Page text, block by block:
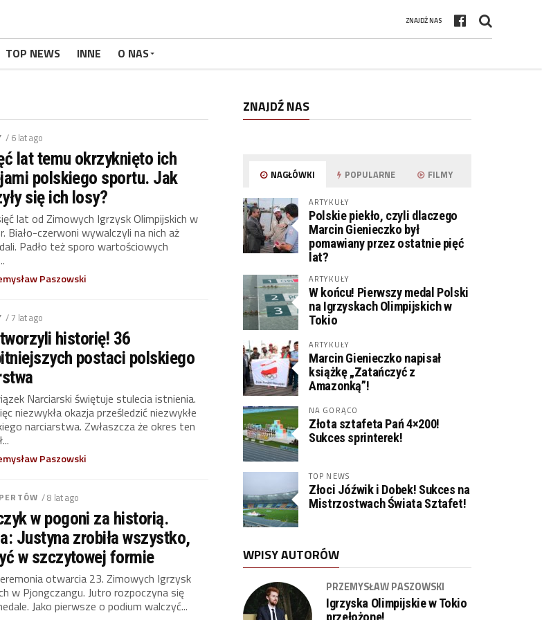
ZNAJDŹ NAS
TOP NEWS INNE O NAS
/ 6 lat ago
lat temu okrzyknięto ich
polskiego sportu. Jak
się ich losy?
lat od Zimowych Igrzysk Olimpijskich w
Biało-czerwoni wywalczyli na nich aż
Padło też sporo wartościowych
Paszowski
/ 7 lat ago
historię! 36
postaci polskiego
Narciarski świętuje stulecia istnienia.
niezwykła okazja prześledzić niezwykłe
narciarstwa. Zwłaszcza że okres ten
Paszowski
/ 8 lat ago
w pogoni za historią.
Justyna zrobiła wszystko,
w szczytowej formie
otwarcia 23. Zimowych Igrzysk
w Pjongczangu. Jutro rozpoczyna się
Jako pierwsze o podium walczyć...
ZNAJDŹ NAS
NAGŁÓWKI POPULARNE FILMY
ARTYKUŁY
Polskie piekło, czyli dlaczego
Marcin Gienieczko był
pomawiany przez ostatnie pięć
lat?
ARTYKUŁY
W końcu! Pierwszy medal Polski
na Igrzyskach Olimpijskich w
Tokio
ARTYKUŁY
Marcin Gienieczko napisał
książkę „Zatańczyć z
Amazonką”!
NA GORĄCO
Złota sztafeta Pań 4×200!
Sukces sprinterek!
TOP NEWS
Złoci Jóźwik i Dobek! Sukces na
Mistrzostwach Świata Sztafet!
WPISY AUTORÓW
PRZEMYSŁAW PASZOWSKI
Igrzyska Olimpijskie w Tokio
przełożone!